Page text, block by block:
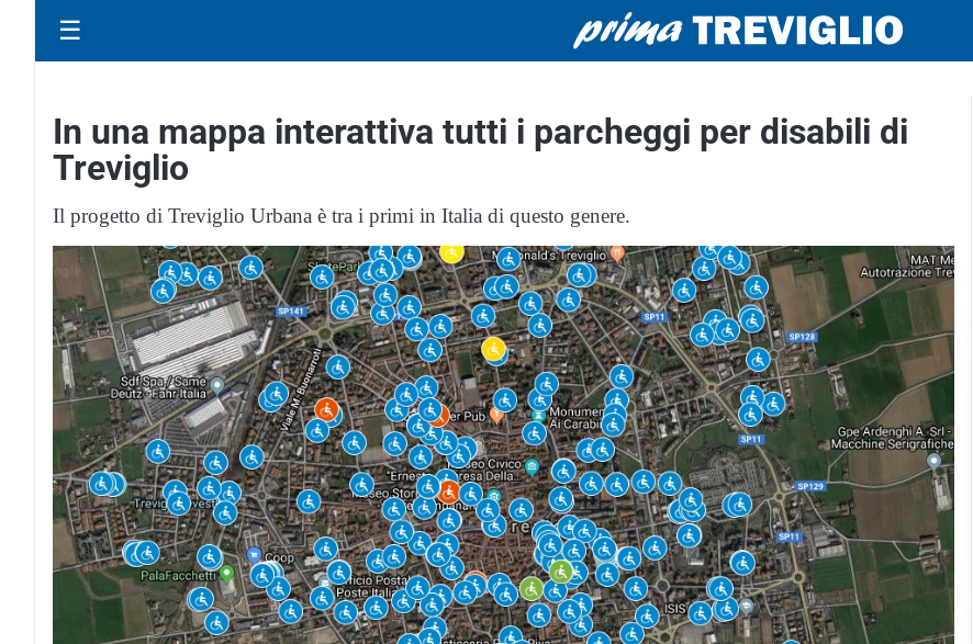
☰
In una mappa interattiva tutti i parcheggi per disabili di
Treviglio
Il progetto di Treviglio Urbana è tra i primi in Italia di questo genere.